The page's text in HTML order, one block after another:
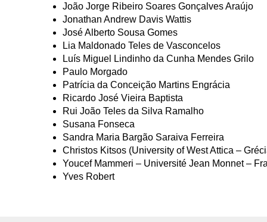
João Jorge Ribeiro Soares Gonçalves Araújo
Jonathan Andrew Davis Wattis
José Alberto Sousa Gomes
Lia Maldonado Teles de Vasconcelos
Luís Miguel Lindinho da Cunha Mendes Grilo
Paulo Morgado
Patrícia da Conceição Martins Engrácia
Ricardo José Vieira Baptista
Rui João Teles da Silva Ramalho
Susana Fonseca
Sandra Maria Bargão Saraiva Ferreira
Christos Kitsos (University of West Attica –
Youcef Mammeri – Université Jean Monnet –
Yves Robert